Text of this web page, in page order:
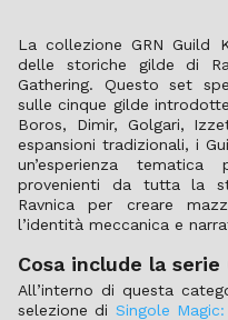
La collezione GRN Guild
delle storiche gilde di
Gathering. Questo set
sulle cinque gilde
Boros, Dimir, Golgari,
espansioni tradizionali, i
un’esperienza
provenienti da tutta la
Ravnica per creare
l’identità meccanica e
Cosa include la
All’interno di questa
selezione di Singole